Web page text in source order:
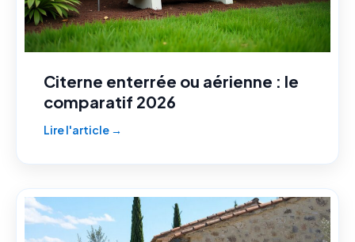
Citerne enterrée ou aérienne : le
comparatif 2026
Lire l'article →